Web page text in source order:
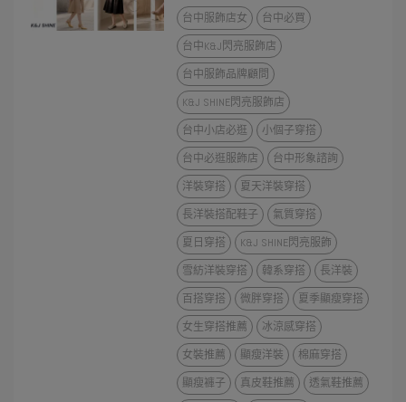
台中服飾店女
台中必買
台中K&J閃亮服飾店
台中服飾品牌顧問
K&J SHINE閃亮服飾店
台中小店必逛
小個子穿搭
台中必逛服飾店
台中形象諮詢
洋裝穿搭
夏天洋裝穿搭
長洋裝搭配鞋子
氣質穿搭
夏日穿搭
K&J SHINE閃亮服飾
雪紡洋裝穿搭
韓系穿搭
長洋裝
百搭穿搭
微胖穿搭
夏季顯瘦穿搭
女生穿搭推薦
冰涼感穿搭
女裝推薦
顯瘦洋裝
棉麻穿搭
顯瘦褲子
真皮鞋推薦
透氣鞋推薦